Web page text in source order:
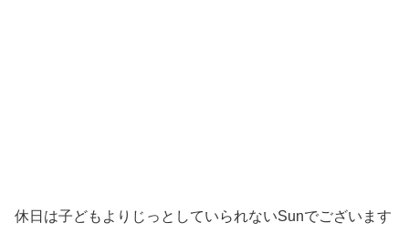
休日は子どもよりじっとしていられないSunでございます